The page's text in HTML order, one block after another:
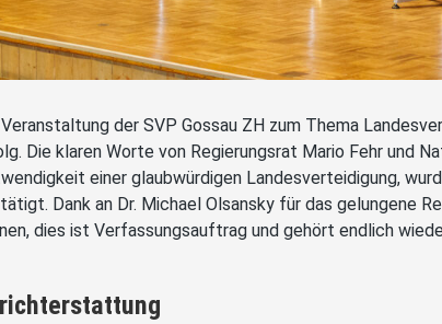
der SVP Gossau ZH zum Thema
Die klaren Worte von Regierungsrat Mario Fehr und
einer glaubwürdigen Landesverteidigung,
Dank an Dr. Michael Olsansky für das gelungene
dies ist Verfassungsauftrag und gehört endlich